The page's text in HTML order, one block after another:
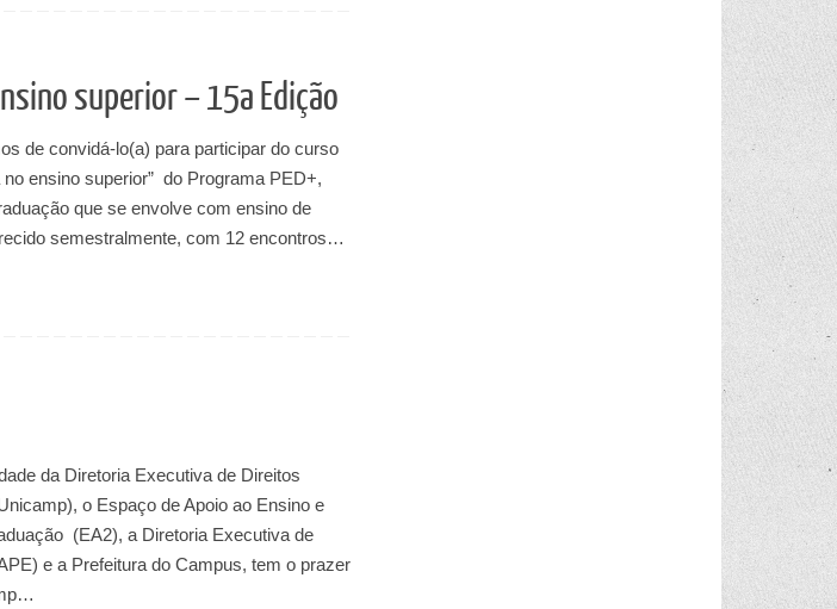
superior – 15a Edição
de convidá-lo(a) para participar do curso
ensino superior” do Programa PED+,
que se envolve com ensino de
semestralmente, com 12 encontros…
da Diretoria Executiva de Direitos
o Espaço de Apoio ao Ensino e
(EA2), a Diretoria Executiva de
e a Prefeitura do Campus, tem o prazer